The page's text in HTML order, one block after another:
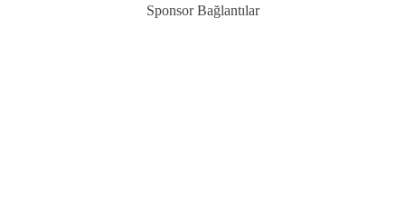
Sponsor Bağlantılar